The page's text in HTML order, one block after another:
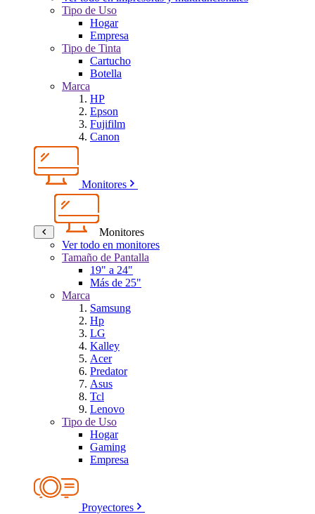
Tipo de Uso
Hogar
Empresa
Tipo de Tinta
Cartucho
Botella
Marca
HP
Epson
Fujifilm
Canon
Monitores
Monitores
Ver todo en monitores
Tamaño de Pantalla
19" a 24"
Más de 25"
Marca
Samsung
Hp
LG
Kalley
Acer
Predator
Asus
Tcl
Lenovo
Tipo de Uso
Hogar
Gaming
Empresa
Proyectores